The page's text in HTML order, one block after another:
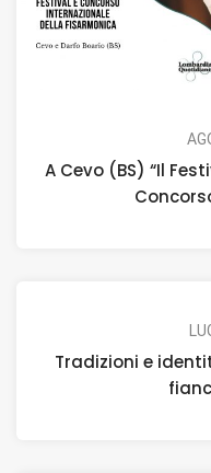
A Cevo (BS) “Il
Tradizioni e